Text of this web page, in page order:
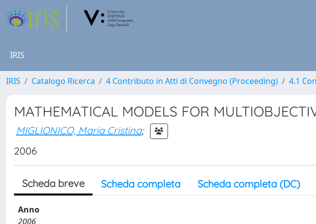
IRIS
IRIS Catalogo Ricerca 4 Contributo in Atti di Convegno (Proceeding) 4.1
MATHEMATICAL MODELS FOR
MIGLIONICO, Maria Cristina;
2006
Scheda breve Scheda completa Scheda completa (DC)
Anno
2006